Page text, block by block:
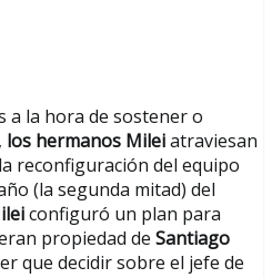
a la hora de sostener o
los hermanos Mileiatraviesan
reconfiguración del equipo
(la segunda mitad) del
configuró un plan para
propiedad de Santiago
que decidir sobre el jefe de